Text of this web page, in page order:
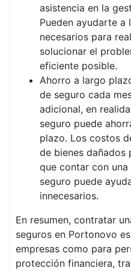
asistencia en la
Pueden ayudarte
necesarios para
solucionar el
eficiente posible.
Ahorro a largo
de seguro cada
adicional, en
seguro puede
plazo. Los costos
de bienes dañados
que contar con
seguro puede
innecesarios.
En resumen, contratar
seguros en Portonovo
empresas como para
protección financiera,